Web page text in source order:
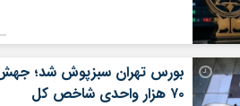
بورس تهران سبزپوش شد؛
۷۰ هزار واحدی شاخص کل